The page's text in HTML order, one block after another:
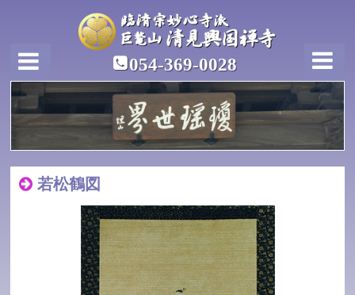
054-369-0028
若松鶴図